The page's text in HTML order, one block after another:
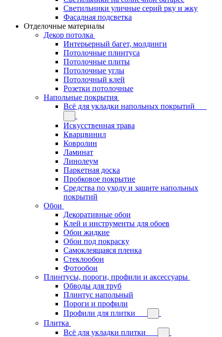
Светильники уличные серий рку и жку
Фасадная подсветка
Отделочные материалы
Декор потолка
Интерьерный багет, молдинги
Потолочные плинтуса
Потолочные плиты
Потолочные углы
Потолочный клей
Розетки потолочные
Напольные покрытия
Всё для укладки напольных покрытий
Искусственная трава
Кварцвинил
Ковролин
Ламинат
Линолеум
Паркетная доска
Пробковое покрытие
Средства по уходу и защите напольных
покрытий
Обои
Декоративные обои
Клей и инструменты для обоев
Обои жидкие
Обои под покраску
Самоклеящаяся пленка
Стеклообои
Фотообои
Плинтусы, пороги, профили и аксессуары
Обводы для труб
Плинтус напольный
Пороги и профили
Профили для плитки
Плитка
Всё для укладки плитки